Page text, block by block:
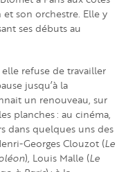
son orchestre. Elle y
ses débuts au
refuse de travailler
jusqu’à la
un renouveau, sur
planches : au cinéma,
dans quelques uns des
Georges Clouzot (Le
), Louis Malle (Le